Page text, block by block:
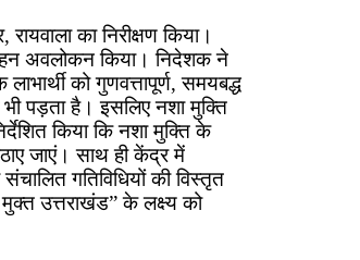
का निरीक्षण किया।
अवलोकन किया। निदेशक ने
को गुणवत्तापूर्ण, समयबद्ध
पड़ता है। इसलिए नशा मुक्ति
किया कि नशा मुक्ति के
जाएं। साथ ही केंद्र में
गतिविधियों की विस्तृत
उत्तराखंड” के लक्ष्य को